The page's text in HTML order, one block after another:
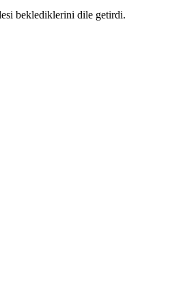
beklediklerini dile getirdi.